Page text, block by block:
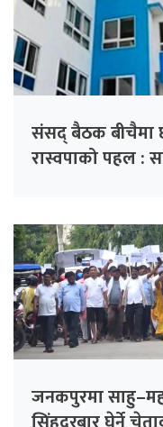
संसद् बैठक बीचैमा
रास्वपाको पहल :
जनकपुरमा